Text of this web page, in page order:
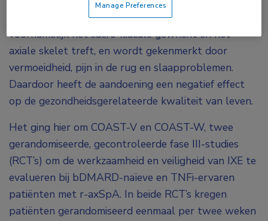
Axiale spondyloartritis (axSpA) is een ontsteking die
voornamelijk het sacro-iliacale gewricht en het
axiale skelet treft, en wordt gekenmerkt door
vermoeidheid, pijn in de rug en slaapproblemen.
Daardoor heeft de aandoening een negatief effect
op de gezondheidsgerelateerde kwaliteit van leven.
Het ging hier om COAST-V en COAST-W, twee
gerandomiseerde, gecontroleerde fase III-studies
(RCT’s) om de werkzaamheid en veiligheid van IXE te
evalueren bij bDMARD-naïeve en TNFi-ervaren
patiënten met r-axSpA. In beide RCT’s kregen
patiënten gerandomiseerd eenmaal per twee weken
Manage Preferences